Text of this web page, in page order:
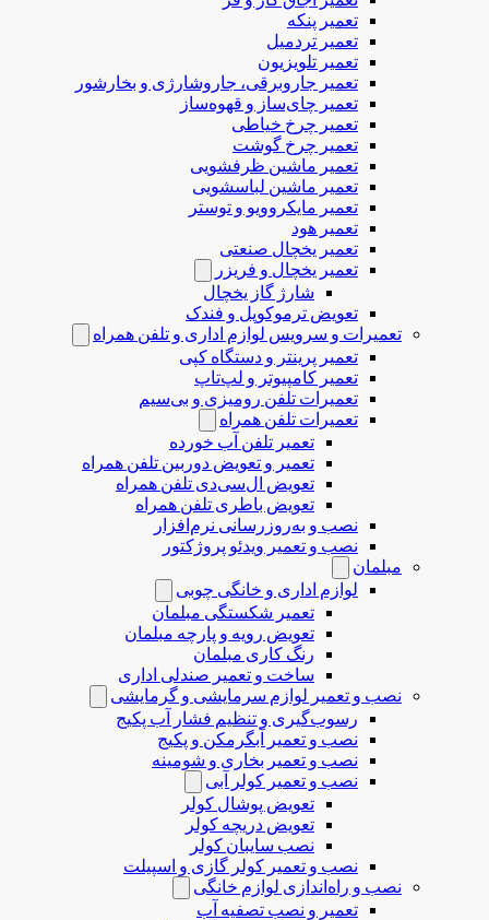
تعمیر پنکه
تعمیر تردمیل
تعمیر تلویزیون
تعمیر جاروبرقی، جاروشارژی و بخارشور
تعمیر چای‌ساز و قهوه‌ساز
تعمیر چرخ خیاطی
تعمیر چرخ گوشت
تعمیر ماشین ظرفشویی
تعمیر ماشین لباسشویی
تعمیر مایکروویو و توستر
تعمیر هود
تعمیر یخچال صنعتی
تعمیر یخچال و فریزر
شارژ گاز یخچال
تعویض ترموکوپل و فندک
تعمیرات و سرویس لوازم اداری و تلفن همراه
تعمیر پرینتر و دستگاه کپی
تعمیر کامپیوتر و لپ‌تاپ
تعمیرات تلفن رومیزی و بی‌سیم
تعمیرات تلفن همراه
تعمیر تلفن آب خورده
تعمیر و تعویض دوربین تلفن همراه
تعویض ال‌سی‌دی تلفن همراه
تعویض باطری تلفن همراه
نصب و به‌روزرسانی نرم‌افزار
نصب و تعمیر ویدئو پروژکتور
مبلمان
لوازم اداری و خانگی چوبی
تعمیر شکستگی مبلمان
تعویض رویه و پارچه مبلمان
رنگ کاری مبلمان
ساخت و تعمیر صندلی اداری
نصب و تعمیر لوازم سرمایشی و گرمایشی
رسوب‌گیری و تنظیم فشار آب پکیج
نصب و تعمیر آبگرمکن و پکیج
نصب و تعمیر بخاری و شومینه
نصب و تعمیر کولر آبی
تعویض پوشال کولر
تعویض دریچه کولر
نصب سایبان کولر
نصب و تعمیر کولر گازی و اسپیلت
نصب و راه‌اندازی لوازم خانگی
تعمیر و نصب تصفیه آب